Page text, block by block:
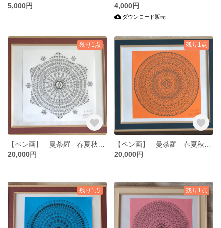
5,000円
4,000円
ダウンロード販売
残り1点
20,000円
残り1点
20,000円
残り1点 残り1点